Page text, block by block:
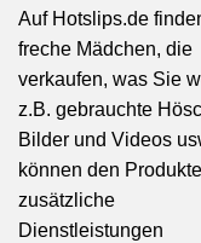
Auf Hotslips.de
freche Mädchen, die
verkaufen, was Sie
z.B. gebrauchte
Bilder und Videos
können den
zusätzliche
Dienstleistungen